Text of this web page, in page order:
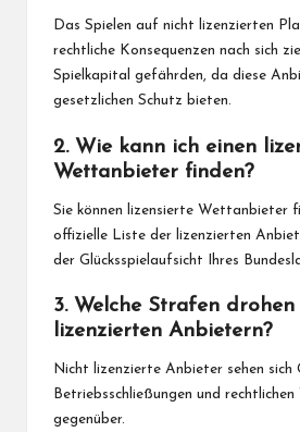
Das Spielen auf nicht lizenzierten
rechtliche Konsequenzen nach sich
Spielkapital gefährden, da diese
gesetzlichen Schutz bieten.
2. Wie kann ich einen
Wettanbieter finden?
Sie können lizensierte Wettanbieter
offizielle Liste der lizenzierten
der Glücksspielaufsicht Ihres
3. Welche Strafen
lizenzierten Anbietern?
Nicht lizenzierte Anbieter sehen sich
Betriebsschließungen und
gegenüber.